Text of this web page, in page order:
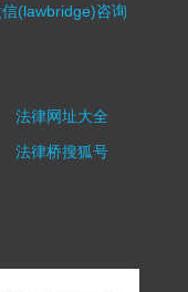
(lawbridge)咨询
法律网址大全
法律桥搜狐号